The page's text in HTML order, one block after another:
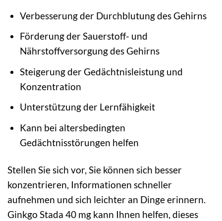
Verbesserung der Durchblutung des Gehirns
Förderung der Sauerstoff- und
Nährstoffversorgung des Gehirns
Steigerung der Gedächtnisleistung und
Konzentration
Unterstützung der Lernfähigkeit
Kann bei altersbedingten
Gedächtnisstörungen helfen
Stellen Sie sich vor, Sie können sich besser
konzentrieren, Informationen schneller
aufnehmen und sich leichter an Dinge erinnern.
Ginkgo Stada 40 mg kann Ihnen helfen, dieses